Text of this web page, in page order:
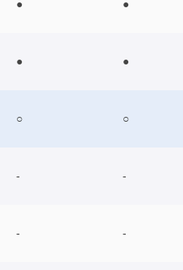
● ●
● ●
○ ○
- -
- -